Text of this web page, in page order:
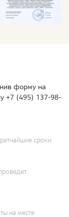
форму на
+7 (495) 137-98-
сроки.
на месте